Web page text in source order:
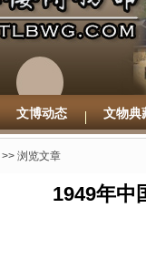
文博动态 文物典
>> 浏览文章
1949年中